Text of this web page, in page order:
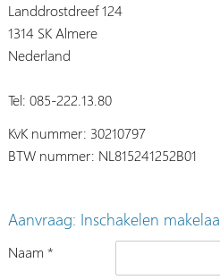
Landdrostdreef 124
1314 SK Almere
Nederland
Tel: 085-222.13.80
KvK nummer: 30210797
BTW nummer: NL815241252B01
Aanvraag: Inschakelen
Naam *